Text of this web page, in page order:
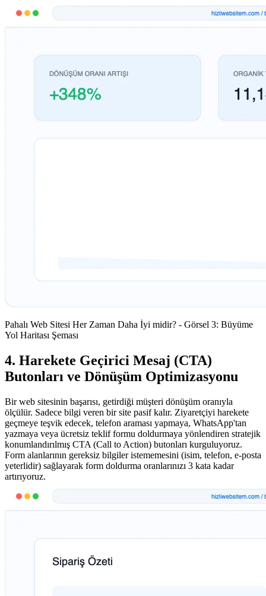
Pahalı Web Sitesi Her Zaman Daha İyi midir? - Görsel 3: Büyüme
Yol Haritası Şeması
4. Harekete Geçirici Mesaj (CTA)
Butonları ve Dönüşüm Optimizasyonu
Bir web sitesinin başarısı, getirdiği müşteri dönüşüm oranıyla
ölçülür. Sadece bilgi veren bir site pasif kalır. Ziyaretçiyi harekete
geçmeye teşvik edecek, telefon araması yapmaya, WhatsApp'tan
yazmaya veya ücretsiz teklif formu doldurmaya yönlendiren stratejik
konumlandırılmış CTA (Call to Action) butonları kurguluyoruz.
Form alanlarının gereksiz bilgiler istememesini (isim, telefon, e-posta
yeterlidir) sağlayarak form doldurma oranlarınızı 3 kata kadar
artırıyoruz.